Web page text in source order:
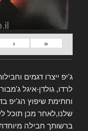
«
‹
ג'יפ ייצרו דגמים
לרדו, גולדן-איגל
וחתימת שיפוץ הג'יפ
שלנו,לאחר מכן תוכל
ברשותך חבילה